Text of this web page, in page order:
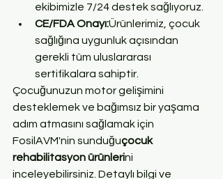
ekibimizle 7/24 destek sağlıyoruz.
CE/FDA Onayı:Ürünlerimiz, çocuk
sağlığına uygunluk açısından
gerekli tüm uluslararası
sertifikalara sahiptir.
Çocuğunuzun motor gelişimini
desteklemek ve bağımsız bir yaşama
adım atmasını sağlamak için
FosilAVM'nin sunduğuçocuk
rehabilitasyon ürünlerini
inceleyebilirsiniz. Detaylı bilgi ve